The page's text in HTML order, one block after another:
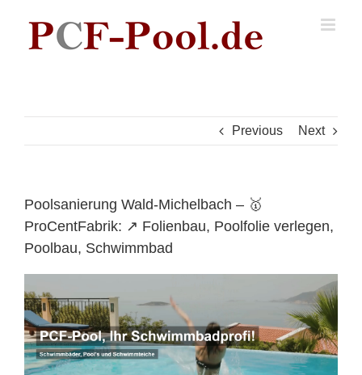
content
Previous Next
Poolsanierung Wald-Michelbach – 🥇
ProCentFabrik: ↗️ Folienbau, Poolfolie verlegen,
Poolbau, Schwimmbad